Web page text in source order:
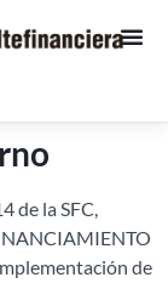
de la SFC,
de